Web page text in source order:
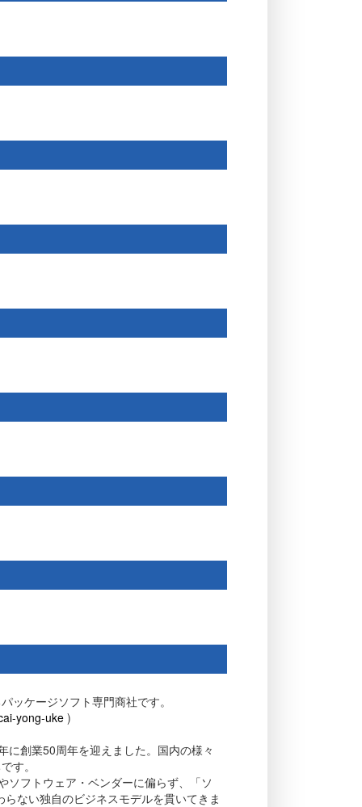
ッケージソフト専門商社です。
yong-uke )
創業50周年を迎えました。国内の様々
す。
フトウェア・ベンダーに偏らず、「ソ
ない独自のビジネスモデルを貫いてきま